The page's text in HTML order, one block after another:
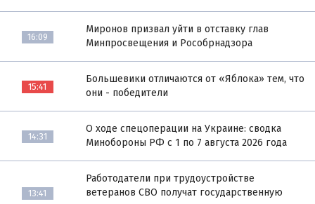
16:09
Миронов призвал уйти в отставку глав
Минпросвещения и Рособрнадзора
15:41
Большевики отличаются от «Яблока» тем, что
они - победители
14:31
О ходе спецоперации на Украине: сводка
Минобороны РФ с 1 по 7 августа 2026 года
13:41
Работодатели при трудоустройстве
ветеранов СВО получат государственную